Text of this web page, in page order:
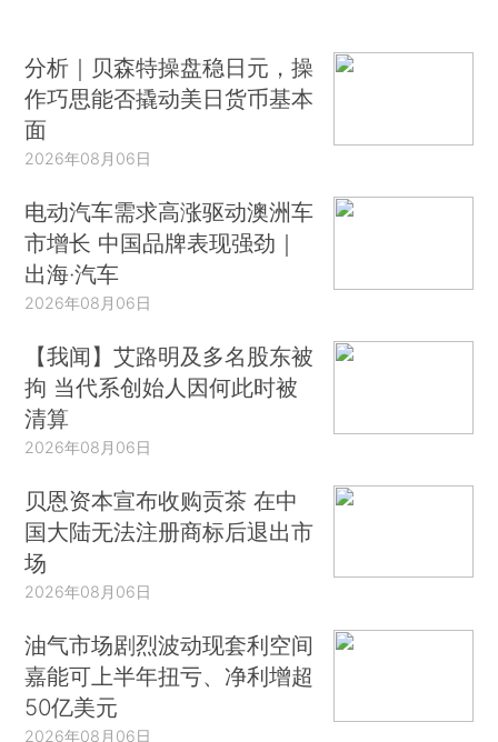
分析｜贝森特操盘稳日元，操
作巧思能否撬动美日货币基本
面
2026年08月06日
电动汽车需求高涨驱动澳洲车
市增长 中国品牌表现强劲｜
出海·汽车
2026年08月06日
【我闻】艾路明及多名股东被
拘 当代系创始人因何此时被
清算
2026年08月06日
贝恩资本宣布收购贡茶 在中
国大陆无法注册商标后退出市
场
2026年08月06日
油气市场剧烈波动现套利空间
嘉能可上半年扭亏、净利增超
50亿美元
2026年08月06日